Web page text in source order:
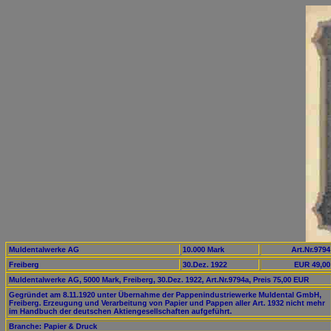
Muldentalwerke AG 10.000 Mark
Art.Nr.9794
Freiberg
30.Dez. 1922
EUR 49,00
Muldentalwerke AG, 5000 Mark, Freiberg, 30.Dez. 1922, Art.Nr.9794a, Preis 75,00 EUR
Gegründet am 8.11.1920 unter Übernahme der Pappenindustriewerke Muldental GmbH,
Freiberg. Erzeugung und Verarbeitung von Papier und Pappen aller Art. 1932 nicht mehr
im Handbuch der deutschen Aktiengesellschaften aufgeführt.
Branche: Papier & Druck